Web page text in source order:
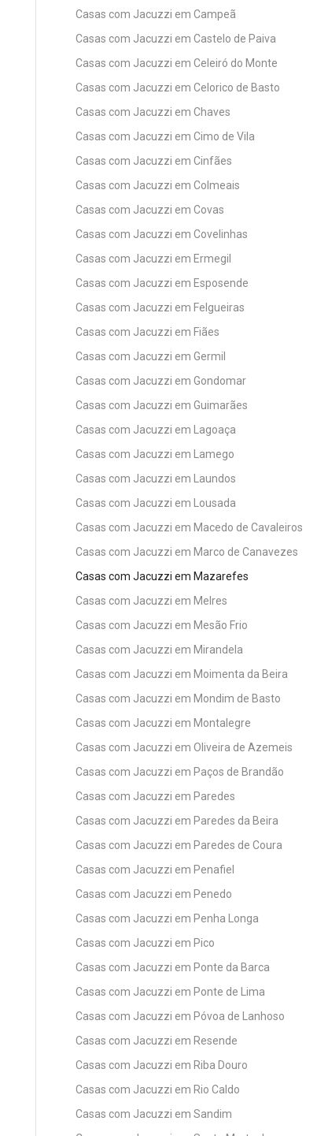
Casas com Jacuzzi em Campeã
Casas com Jacuzzi em Castelo de Paiva
Casas com Jacuzzi em Celeiró do Monte
Casas com Jacuzzi em Celorico de Basto
Casas com Jacuzzi em Chaves
Casas com Jacuzzi em Cimo de Vila
Casas com Jacuzzi em Cinfães
Casas com Jacuzzi em Colmeais
Casas com Jacuzzi em Covas
Casas com Jacuzzi em Covelinhas
Casas com Jacuzzi em Ermegil
Casas com Jacuzzi em Esposende
Casas com Jacuzzi em Felgueiras
Casas com Jacuzzi em Fiães
Casas com Jacuzzi em Germil
Casas com Jacuzzi em Gondomar
Casas com Jacuzzi em Guimarães
Casas com Jacuzzi em Lagoaça
Casas com Jacuzzi em Lamego
Casas com Jacuzzi em Laundos
Casas com Jacuzzi em Lousada
Casas com Jacuzzi em Macedo de Cavaleiros
Casas com Jacuzzi em Marco de Canavezes
Casas com Jacuzzi em Mazarefes
Casas com Jacuzzi em Melres
Casas com Jacuzzi em Mesão Frio
Casas com Jacuzzi em Mirandela
Casas com Jacuzzi em Moimenta da Beira
Casas com Jacuzzi em Mondim de Basto
Casas com Jacuzzi em Montalegre
Casas com Jacuzzi em Oliveira de Azemeis
Casas com Jacuzzi em Paços de Brandão
Casas com Jacuzzi em Paredes
Casas com Jacuzzi em Paredes da Beira
Casas com Jacuzzi em Paredes de Coura
Casas com Jacuzzi em Penafiel
Casas com Jacuzzi em Penedo
Casas com Jacuzzi em Penha Longa
Casas com Jacuzzi em Pico
Casas com Jacuzzi em Ponte da Barca
Casas com Jacuzzi em Ponte de Lima
Casas com Jacuzzi em Póvoa de Lanhoso
Casas com Jacuzzi em Resende
Casas com Jacuzzi em Riba Douro
Casas com Jacuzzi em Rio Caldo
Casas com Jacuzzi em Sandim